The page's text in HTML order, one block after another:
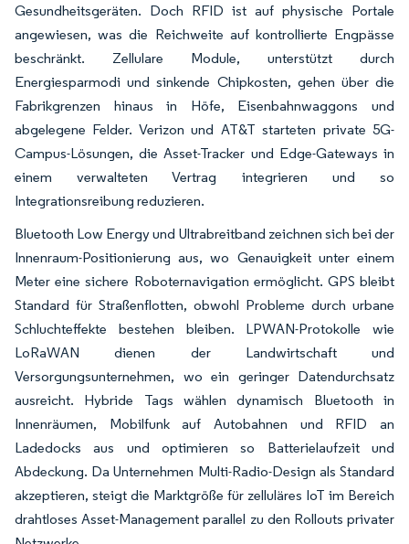
Gesundheitsgeräten. Doch RFID ist auf physische Portale
angewiesen, was die Reichweite auf kontrollierte Engpässe
beschränkt. Zellulare Module, unterstützt durch
Energiesparmodi und sinkende Chipkosten, gehen über die
Fabrikgrenzen hinaus in Höfe, Eisenbahnwaggons und
abgelegene Felder. Verizon und AT&T starteten private 5G-
Campus-Lösungen, die Asset-Tracker und Edge-Gateways in
einem verwalteten Vertrag integrieren und so
Integrationsreibung reduzieren.
Bluetooth Low Energy und Ultrabreitband zeichnen sich bei der
Innenraum-Positionierung aus, wo Genauigkeit unter einem
Meter eine sichere Roboternavigation ermöglicht. GPS bleibt
Standard für Straßenflotten, obwohl Probleme durch urbane
Schluchteffekte bestehen bleiben. LPWAN-Protokolle wie
LoRaWAN dienen der Landwirtschaft und
Versorgungsunternehmen, wo ein geringer Datendurchsatz
ausreicht. Hybride Tags wählen dynamisch Bluetooth in
Innenräumen, Mobilfunk auf Autobahnen und RFID an
Ladedocks aus und optimieren so Batterielaufzeit und
Abdeckung. Da Unternehmen Multi-Radio-Design als Standard
akzeptieren, steigt die Marktgröße für zelluläres IoT im Bereich
drahtloses Asset-Management parallel zu den Rollouts privater